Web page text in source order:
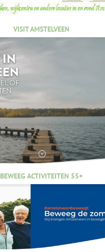
VISIT AMSTELVEEN
BEWEEG ACTIVITEITEN 55+